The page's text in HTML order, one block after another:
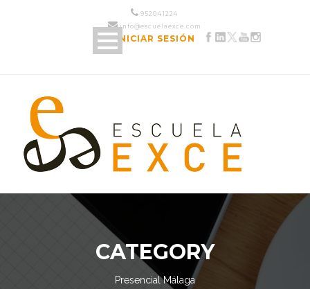
952 04 12 24
info@escuelaexce.com
INICIAR SESIÓN
CATEGORY
Presencial Málaga